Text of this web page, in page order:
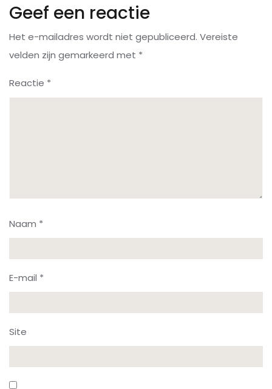
Geef een reactie
Het e-mailadres wordt niet gepubliceerd. Vereiste
velden zijn gemarkeerd met *
Reactie *
Naam *
E-mail *
Site